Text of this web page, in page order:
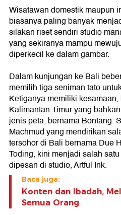
Wisatawan domestik maupun
biasanya paling banyak
silakan riset sendiri studio
yang sekiranya mampu
diperkecil ke dalam gambar.
Dalam kunjungan ke Bali
memilih tiga seniman tato
Ketiganya memiliki
Kalimantan Timur yang
jenis peta, bernama Bontang.
Machmud yang mendirikan
tersohor di Bali bernama Due
Toding, kini menjadi salah
dipesan di studio, Artful Ink.
Baca juga:
Konten dan Ibadah,
Semua Orang